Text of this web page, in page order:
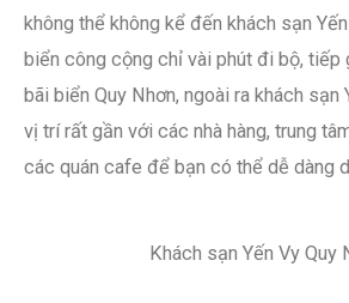
không thể không kể đến khách sạn
biển công cộng chỉ vài phút đi bộ,
bãi biển Quy Nhơn, ngoài ra khách sạn
vị trí rất gần với các nhà hàng, trung
các quán cafe để bạn có thể dễ dàng
Khách sạn Yến Vy Quy